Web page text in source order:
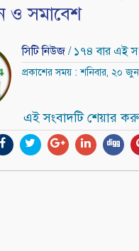
ও সমাবেশ
সিটি নিউজ / ১৭৪ বার এই
প্রকাশের সময় : শনিবার, ২০
এই সংবাদটি শেয়ার